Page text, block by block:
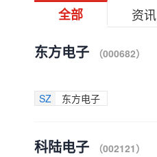
全部 资讯
东方电子 （000682）
SZ 东方电子
科陆电子 （002121）